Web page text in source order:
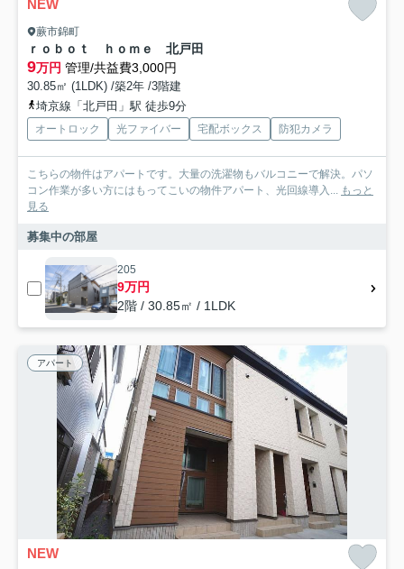
NEW
蕨市錦町
ｒｏｂｏｔ ｈｏｍｅ 北戸田
9万円 管理/共益費3,000円
30.85㎡ (1LDK) /築2年 /3階建
埼京線「北戸田」駅 徒歩9分
オートロック 光ファイバー 宅配ボックス 防犯カメラ
こちらの物件はアパートです。大量の洗濯物もバルコニーで解決。パソ
コン作業が多い方にはもってこいの物件アパート、光回線導入... もっと
見る
募集中の部屋
205
9万円
2階 / 30.85㎡ / 1LDK
アパート
NEW